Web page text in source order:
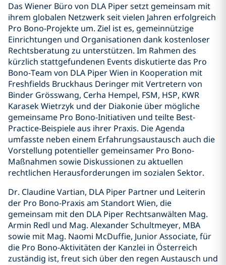
Das Wiener Büro von DLA Piper setzt gemeinsam mit
ihrem globalen Netzwerk seit vielen Jahren erfolgreich
Pro Bono-Projekte um. Ziel ist es, gemeinnützige
Einrichtungen und Organisationen dank kostenloser
Rechtsberatung zu unterstützen. Im Rahmen des
kürzlich stattgefundenen Events diskutierte das Pro
Bono-Team von DLA Piper Wien in Kooperation mit
Freshfields Bruckhaus Deringer mit Vertretern von
Binder Grösswang, Cerha Hempel, FSM, HSP, KWR
Karasek Wietrzyk und der Diakonie über mögliche
gemeinsame Pro Bono-Initiativen und teilte Best-
Practice-Beispiele aus ihrer Praxis. Die Agenda
umfasste neben einem Erfahrungsaustausch auch die
Vorstellung potentieller gemeinsamer Pro Bono-
Maßnahmen sowie Diskussionen zu aktuellen
rechtlichen Herausforderungen im sozialen Sektor.
Dr. Claudine Vartian, DLA Piper Partner und Leiterin
der Pro Bono-Praxis am Standort Wien, die
gemeinsam mit den DLA Piper Rechtsanwälten Mag.
Armin Redl und Mag. Alexander Schultmeyer, MBA
sowie mit Mag. Naomi McDuffie, Junior Associate, für
die Pro Bono-Aktivitäten der Kanzlei in Österreich
zuständig ist, freut sich über den regen Austausch und